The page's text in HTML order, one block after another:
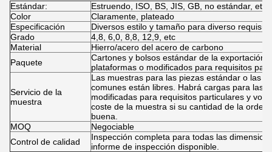
Estándar:
Estruendo, ISO, BS, JIS, GB, no estándar, etc
Color
Claramente, plateado
Especificación
Diversos estilo y tamaño para diverso requisito
Grado
4,8, 6,0, 8,8, 12,9, etc
Material
Hierro/acero del acero de carbono
Paquete
Cartones y bolsos estándar de la exportación
plataformas o modificados para requisitos
Servicio de la
muestra
Las muestras para las piezas estándar o las
comunes están libres. Habrá cargas para las
modificadas para requisitos particulares y
coste de la muestra si su cantidad de la orden
buena.
MOQ
Negociable
Control de calidad
Inspección completa para todas las
informe de inspección disponible.